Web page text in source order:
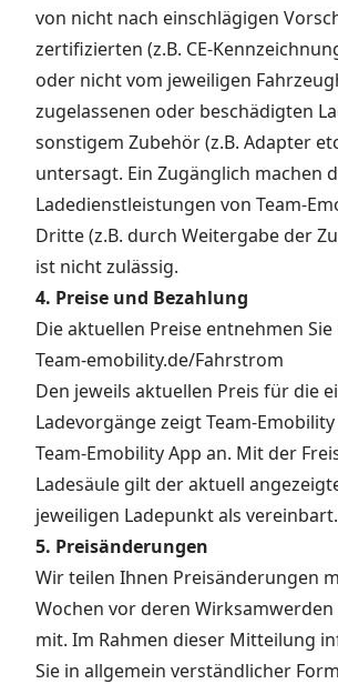
von nicht nach einschlägigen
zertifizierten (z.B. CE-
oder nicht vom jeweiligen
zugelassenen oder beschädigten
sonstigem Zubehör (z.B. Adapter
untersagt. Ein Zugänglich machen
Ladedienstleistungen von Team-
Dritte (z.B. durch Weitergabe der
ist nicht zulässig.
4. Preise und Bezahlung
Die aktuellen Preise entnehmen
Team-emobility.de/Fahrstrom
Den jeweils aktuellen Preis für die
Ladevorgänge zeigt Team-
Team-Emobility App an. Mit der
Ladesäule gilt der aktuell
jeweiligen Ladepunkt als vereinbart.
5. Preisänderungen
Wir teilen Ihnen Preisänderungen
Wochen vor deren
mit. Im Rahmen dieser Mitteilung
Sie in allgemein verständlicher